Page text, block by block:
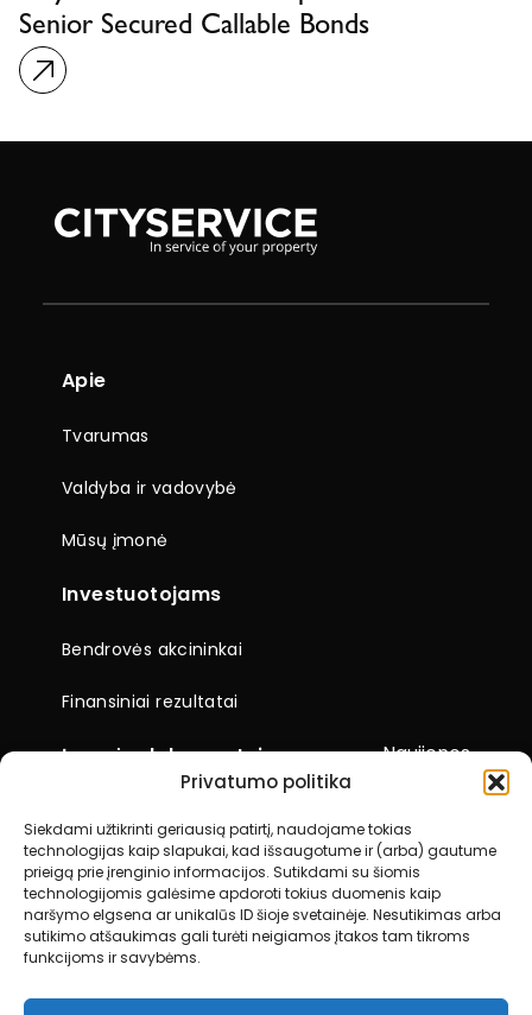
Privatumo politika
Siekdami užtikrinti geriausią patirtį, naudojame tokias
technologijas kaip slapukai, kad išsaugotume ir (arba) gautume
prieigą prie įrenginio informacijos. Sutikdami su šiomis
technologijomis galėsime apdoroti tokius duomenis kaip
naršymo elgsena ar unikalūs ID šioje svetainėje. Nesutikimas arba
sutikimo atšaukimas gali turėti neigiamos įtakos tam tikroms
funkcijoms ir savybėms.
Senior Secured Callable Bonds
Apie
Tvarumas
Valdyba ir vadovybė
Mūsų įmonė
Investuotojams
Bendrovės akcininkai
Finansiniai rezultatai
Įmonės dokumentai
Visuotiniai akcininkų susirinkimai
Kiti dokumentai
Naujienos
Kontaktai